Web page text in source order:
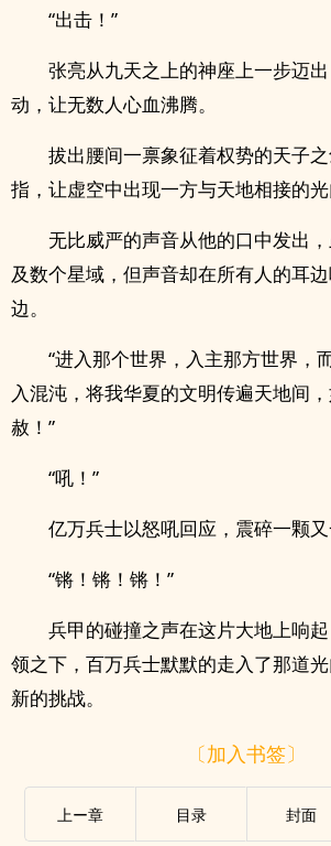
“出击！”
张亮从九天之上的神座上一步迈
动，让无数人心血沸腾。
拔出腰间一禀象征着权势的天子
指，让虚空中出现一方与天地相接的光
无比威严的声音从他的口中发出
及数个星域，但声音却在所有人的耳
边。
“进入那个世界，入主那方世界，
入混沌，将我华夏的文明传遍天地间
赦！”
“吼！”
亿万兵士以怒吼回应，震碎一颗又
“锵！锵！锵！”
兵甲的碰撞之声在这片大地上响
领之下，百万兵士默默的走入了那道
新的挑战。
〔加入书签〕
上ー章 目录 封面